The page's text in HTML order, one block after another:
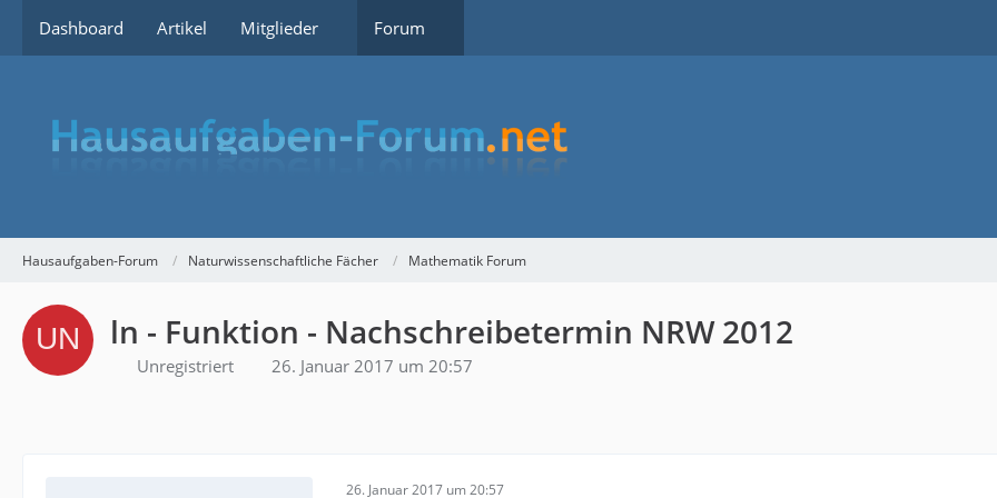
Dashboard Artikel Mitglieder Forum
Hausaufgaben-Forum Naturwissenschaftliche Fächer Mathematik Forum
ln - Funktion - Nachschreibetermin NRW 2012
Unregistriert 26. Januar 2017 um 20:57
26. Januar 2017 um 20:57